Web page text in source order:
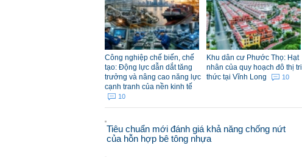
Công nghiệp chế biến, chế
tạo: Động lực dẫn dắt tăng
trưởng và nâng cao năng lực
cạnh tranh của nền kinh tế
10
Khu dân cư Phước Thọ: Hạt
nhân của quy hoạch đô thị tri
thức tại Vĩnh Long
10
Tiêu chuẩn mới đánh giá khả năng chống nứt
của hỗn hợp bê tông nhựa